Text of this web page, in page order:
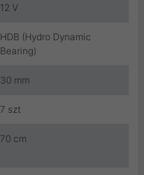
12 V
HDB (Hydro Dynamic
Bearing)
30 mm
7 szt
70 cm